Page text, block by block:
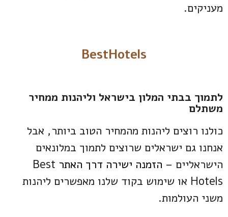
מעניקים.
BestHotels
לתמוך בבתי המלון בישראל וליהנות ממחיר
משתלם
כולנו רוצים ליהנות מהמחיר הטוב ביותר, אבל
אנחנו גם ישראלים שרוצים לתמוך במלונאים
הישראליים – הזמנה ישירה דרך האתר Best
Hotels או שימוש בקוד שלנו מאפשרים ליהנות
משני העולמות.